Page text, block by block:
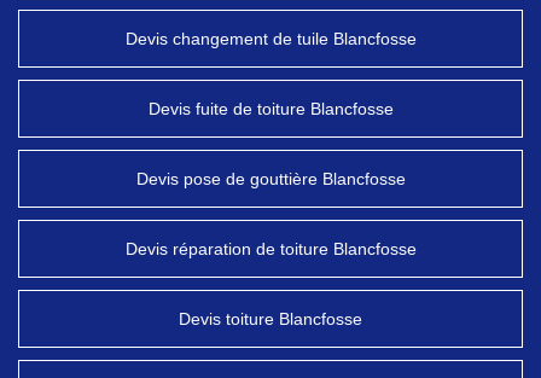
Devis changement de tuile Blancfosse
Devis fuite de toiture Blancfosse
Devis pose de gouttière Blancfosse
Devis réparation de toiture Blancfosse
Devis toiture Blancfosse